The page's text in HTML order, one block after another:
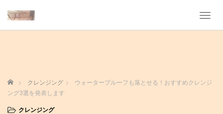
T
a
ホーム クレンジング
ウォータープルーフも落とせる！おすすめクレンジ
ング3選を発表します
クレンジング